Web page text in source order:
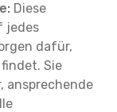
Diese
jedes
dafür,
Sie
ansprechende